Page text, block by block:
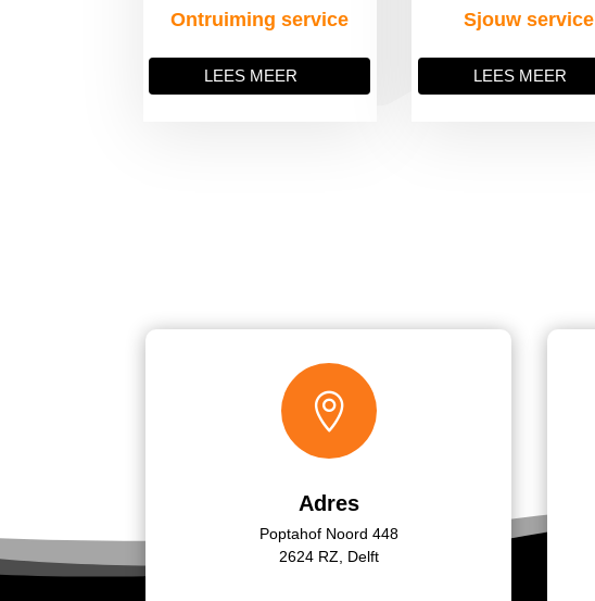
Ontruiming service
LEES MEER
Sjouw service
LEES MEER

Adres
Poptahof Noord 448
2624 RZ, Delft